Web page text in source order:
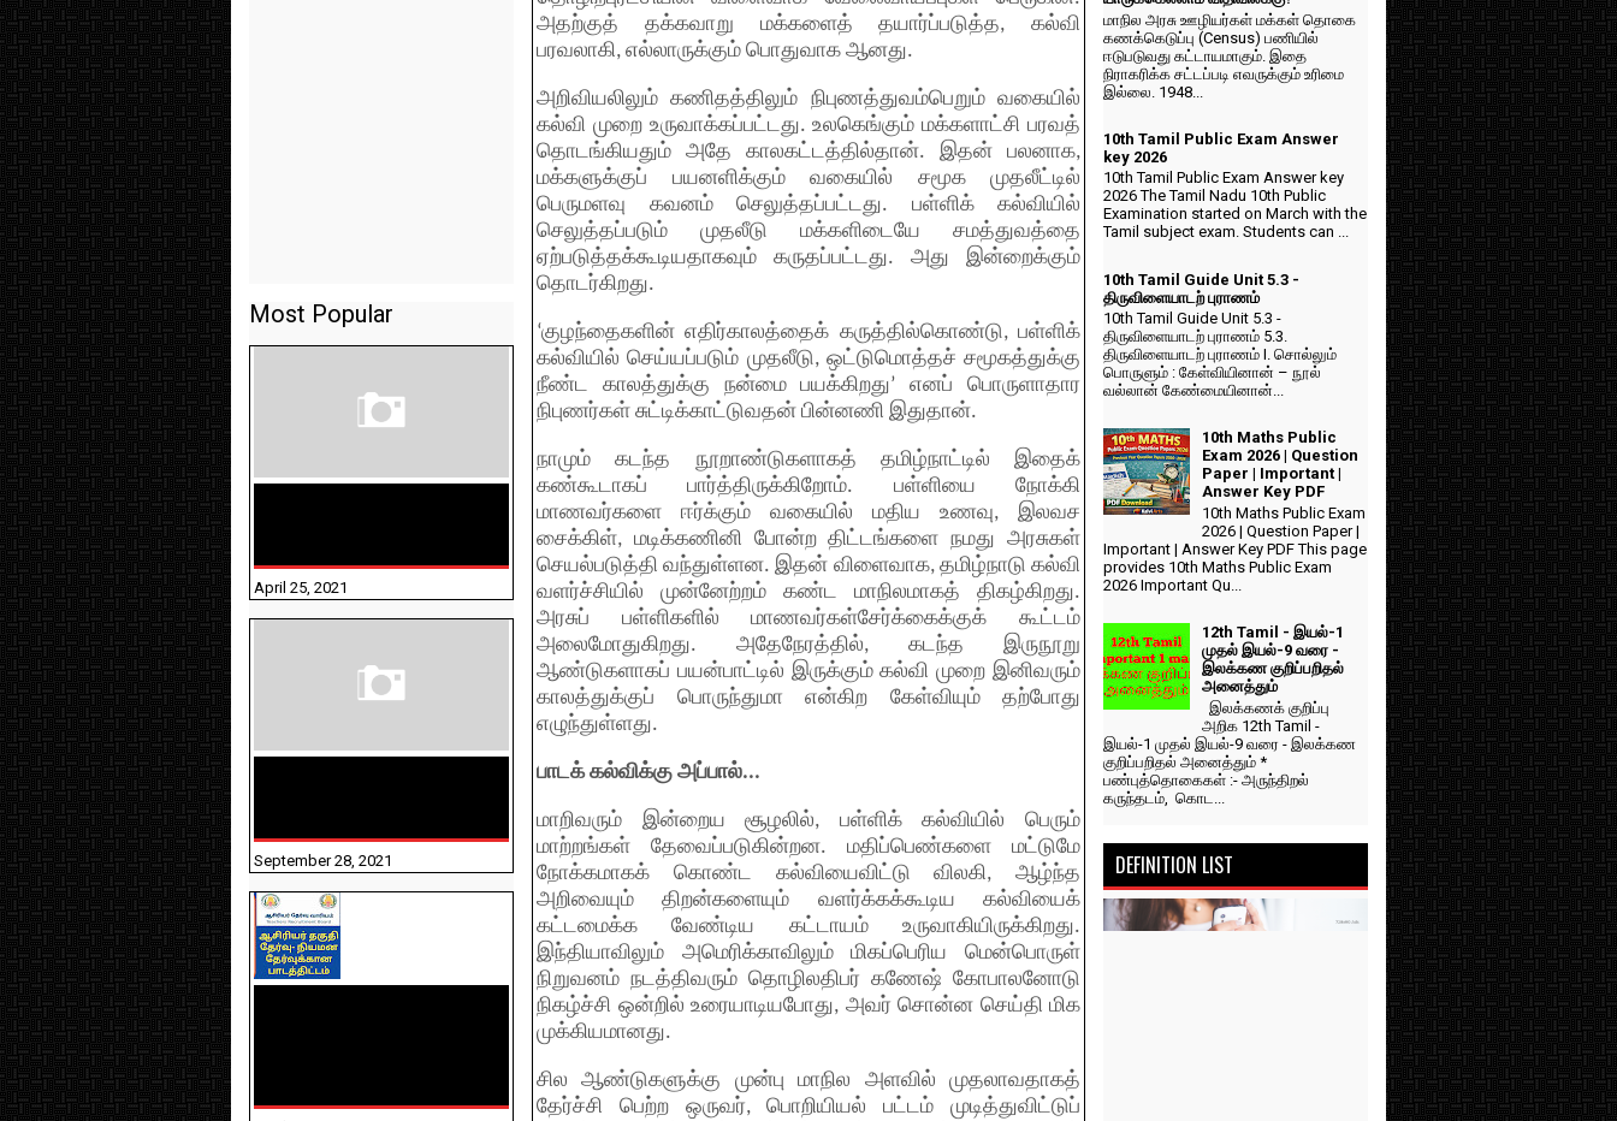
அதற்குத் தக்கவாறு மக்களைத் தயார்ப்படுத்த, கல்வி
பரவலாகி, எல்லாருக்கும் பொதுவாக ஆனது.
அறிவியலிலும் கணிதத்திலும் நிபுணத்துவம்பெறும் வகையில்
கல்வி முறை உருவாக்கப்பட்டது. உலகெங்கும் மக்களாட்சி பரவத்
தொடங்கியதும் அதே காலகட்டத்தில்தான். இதன் பலனாக,
மக்களுக்குப் பயனளிக்கும் வகையில் சமூக முதலீட்டில்
பெருமளவு கவனம் செலுத்தப்பட்டது. பள்ளிக் கல்வியில்
செலுத்தப்படும் முதலீடு மக்களிடையே சமத்துவத்தை
ஏற்படுத்தக்கூடியதாகவும் கருதப்பட்டது. அது இன்றைக்கும்
தொடர்கிறது.
‘குழந்தைகளின் எதிர்காலத்தைக் கருத்தில்கொண்டு, பள்ளிக்
கல்வியில் செய்யப்படும் முதலீடு, ஒட்டுமொத்தச் சமூகத்துக்கு
நீண்ட காலத்துக்கு நன்மை பயக்கிறது’ எனப் பொருளாதார
நிபுணர்கள் சுட்டிக்காட்டுவதன் பின்னணி இதுதான்.
நாமும் கடந்த நூறாண்டுகளாகத் தமிழ்நாட்டில் இதைக்
கண்கூடாகப் பார்த்திருக்கிறோம். பள்ளியை நோக்கி
மாணவர்களை ஈர்க்கும் வகையில் மதிய உணவு, இலவச
சைக்கிள், மடிக்கணினி போன்ற திட்டங்களை நமது அரசுகள்
செயல்படுத்தி வந்துள்ளன. இதன் விளைவாக, தமிழ்நாடு கல்வி
வளர்ச்சியில் முன்னேற்றம் கண்ட மாநிலமாகத் திகழ்கிறது.
அரசுப் பள்ளிகளில் மாணவர்கள்சேர்க்கைக்குக் கூட்டம்
அலைமோதுகிறது. அதேநேரத்தில், கடந்த இருநூறு
ஆண்டுகளாகப் பயன்பாட்டில் இருக்கும் கல்வி முறை இனிவரும்
காலத்துக்குப் பொருந்துமா என்கிற கேள்வியும் தற்போது
எழுந்துள்ளது.
பாடக் கல்விக்கு அப்பால்...
மாறிவரும் இன்றைய சூழலில், பள்ளிக் கல்வியில் பெரும்
மாற்றங்கள் தேவைப்படுகின்றன. மதிப்பெண்களை மட்டுமே
நோக்கமாகக் கொண்ட கல்வியைவிட்டு விலகி, ஆழ்ந்த
அறிவையும் திறன்களையும் வளர்க்கக்கூடிய கல்வியைக்
கட்டமைக்க வேண்டிய கட்டாயம் உருவாகியிருக்கிறது.
இந்தியாவிலும் அமெரிக்காவிலும் மிகப்பெரிய மென்பொருள்
நிறுவனம் நடத்திவரும் தொழிலதிபர் கணேஷ் கோபாலனோடு
நிகழ்ச்சி ஒன்றில் உரையாடியபோது, அவர் சொன்ன செய்தி மிக
முக்கியமானது.
சில ஆண்டுகளுக்கு முன்பு மாநில அளவில் முதலாவதாகத்
தேர்ச்சி பெற்ற ஒருவர், பொறியியல் பட்டம் முடித்துவிட்டுப்
Most Popular
April 25, 2021
September 28, 2021
மாநில அரசு ஊழியர்கள் மக்கள் தொகை
கணக்கெடுப்பு (Census) பணியில்
ஈடுபடுவது கட்டாயமாகும். இதை
நிராகரிக்க சட்டப்படி எவருக்கும் உரிமை
இல்லை. 1948...
10th Tamil Public Exam Answer
key 2026
10th Tamil Public Exam Answer key
2026 The Tamil Nadu 10th Public
Examination started on March with the
Tamil subject exam. Students can ...
10th Tamil Guide Unit 5.3 -
திருவிளையாடற் புராணம்
10th Tamil Guide Unit 5.3 -
திருவிளையாடற் புராணம் 5.3.
திருவிளையாடற் புராணம் I. சொல்லும்
பொருளும் : கேள்வியினான் – நூல்
வல்லான் கேண்மையினான்...
10th Maths Public
Exam 2026 | Question
Paper | Important |
Answer Key PDF
10th Maths Public Exam
2026 | Question Paper |
Important | Answer Key PDF This page
provides 10th Maths Public Exam
2026 Important Qu...
12th Tamil - இயல்-1
முதல் இயல்-9 வரை -
இலக்கண குறிப்பறிதல்
அனைத்தும்
இலக்கணக் குறிப்பு
அறிக 12th Tamil -
இயல்-1 முதல் இயல்-9 வரை - இலக்கண
குறிப்பறிதல் அனைத்தும் *
பண்புத்தொகைகள் :- அருந்திறல்
கருந்தடம், கொட...
DEFINITION LIST